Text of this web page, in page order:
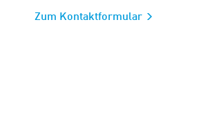
Zum Kontaktformular